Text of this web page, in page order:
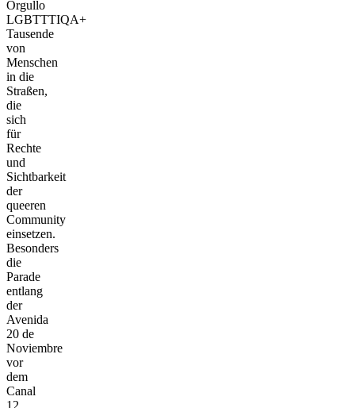
Orgullo
LGBTTTIQA+
Tausende
von
Menschen
in die
Straßen,
die
sich
für
Rechte
und
Sichtbarkeit
der
queeren
Community
einsetzen.
Besonders
die
Parade
entlang
der
Avenida
20 de
Noviembre
vor
dem
Canal
12